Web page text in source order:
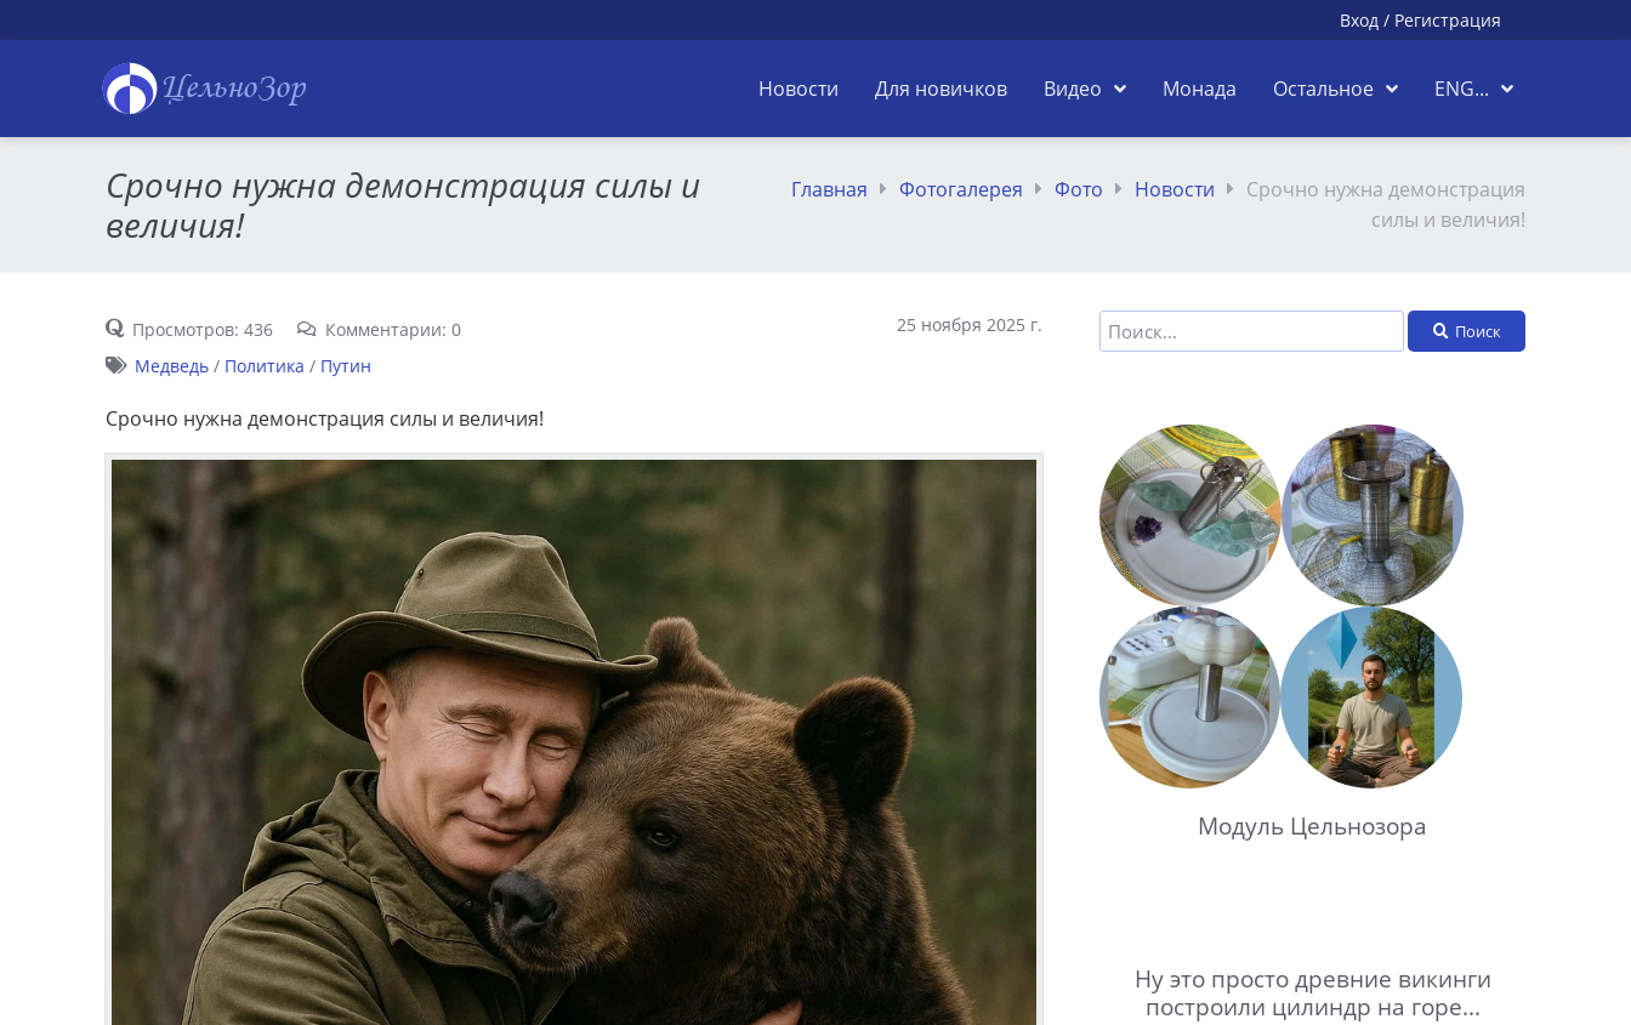
Вход / Регистрация
ЦельноЗор Новости Для новичков Видео Монада Остальное ENG...
Срочно нужна демонстрация силы и
величия!
Главная Фотогалерея Фото Новости
Срочно нужна демонстрация
силы и величия!
Просмотров: 436 Комментарии: 0
25 ноября 2025 г.
Медведь/ Политика / Путин
Срочно нужна демонстрация силы и величия!
Поиск
Модуль Цельнозора
Ну это просто древние викинги
построили цилиндр на горе...